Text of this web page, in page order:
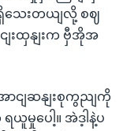
ရှိသေးတယျလို့ စဈ
ျးထှနျးက ဗှီအိုအ
ာငျဆနျးစုကွညျကို
ယူမှုပေါ့။ အဲဒ့ါနဲ့ပ